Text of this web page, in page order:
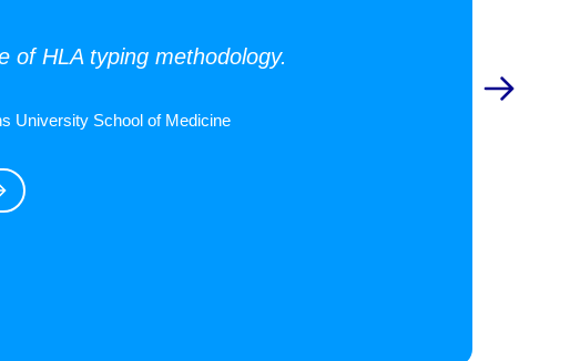
of HLA typing methodology.
University School of Medicine